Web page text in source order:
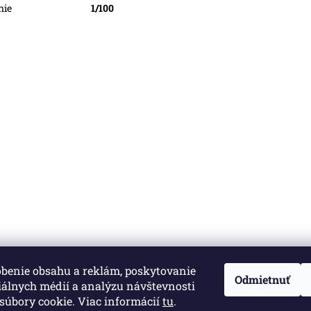
obsahu a reklám, poskytovanie
médií a analýzu návštevnosti
cookie. Viac informáciítu.
Odmietnuť
1/100
Upraviť nastavenie cookies